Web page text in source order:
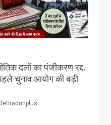
दलों का पंजीकरण रद्द,
चुनाव आयोग की बड़ी
dehradunplus